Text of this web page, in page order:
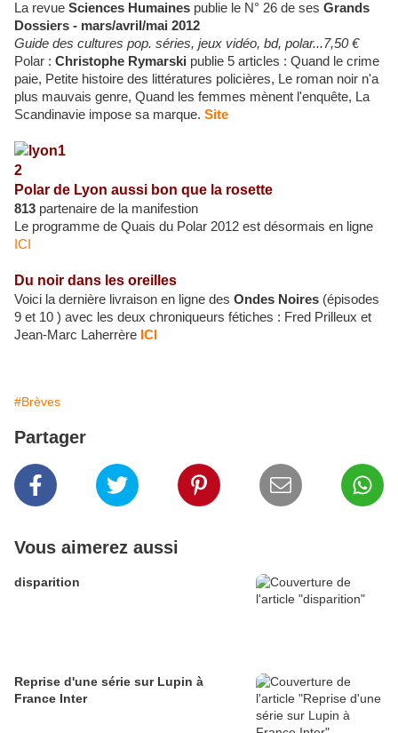
La revue Sciences Humaines publie le N° 26 de ses Grands
Dossiers - mars/avril/mai 2012
Guide des cultures pop. séries, jeux vidéo, bd, polar...7,50 €
Polar : Christophe Rymarski publie 5 articles : Quand le crime
paie, Petite histoire des littératures policières, Le roman noir n'a
plus mauvais genre, Quand les femmes mènent l'enquête, La
Scandinavie impose sa marque. Site
Polar de Lyon aussi bon que la rosette
813 partenaire de la manifestion
Le programme de Quais du Polar 2012 est désormais en ligne
ICI
Du noir dans les oreilles
Voici la dernière livraison en ligne des Ondes Noires (épisodes
9 et 10 ) avec les deux chroniqueurs fétiches : Fred Prilleux et
Jean-Marc Laherrère ICI
#Brèves
Partager
Vous aimerez aussi
disparition
Reprise d'une série sur Lupin à
France Inter